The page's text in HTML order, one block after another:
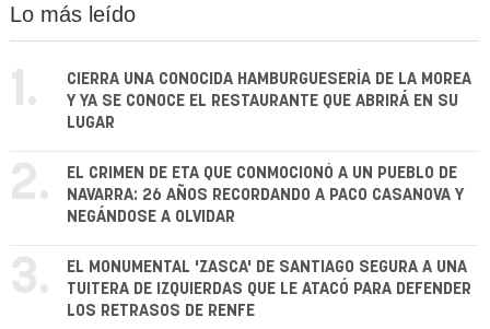
Lo más leído
1.
CIERRA UNA CONOCIDA HAMBURGUESERÍA DE LA MOREA
Y YA SE CONOCE EL RESTAURANTE QUE ABRIRÁ EN SU
LUGAR
2.
EL CRIMEN DE ETA QUE CONMOCIONÓ A UN PUEBLO DE
NAVARRA: 26 AÑOS RECORDANDO A PACO CASANOVA Y
NEGÁNDOSE A OLVIDAR
3.
EL MONUMENTAL 'ZASCA' DE SANTIAGO SEGURA A UNA
TUITERA DE IZQUIERDAS QUE LE ATACÓ PARA DEFENDER
LOS RETRASOS DE RENFE